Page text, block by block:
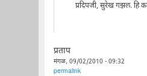
प्रदिपजी, सुरेख गझल. हि
प्रताप
मंगळ, 09/02/2010 - 09:32
permalink